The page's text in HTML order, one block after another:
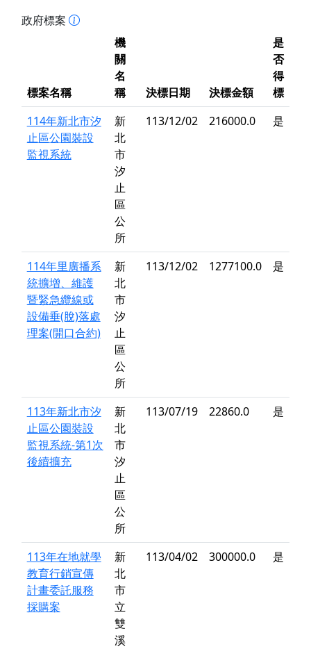
政府標案
標案名稱
機
關
名
稱
決標日期 決標金額
是
否
得
標
114年新北市汐
止區公園裝設
監視系統
新
北
市
汐
止
區
公
所
113/12/02 216000.0 是
114年里廣播系
統擴增、維護
暨緊急纜線或
設備垂(脫)落處
理案(開口合約)
新
北
市
汐
止
區
公
所
113/12/02 1277100.0 是
113年新北市汐
止區公園裝設
監視系統-第1次
後續擴充
新
北
市
汐
止
區
公
所
113/07/19 22860.0 是
113年在地就學
教育行銷宣傳
計畫委託服務
採購案
新
北
市
立
雙
溪
113/04/02 300000.0 是